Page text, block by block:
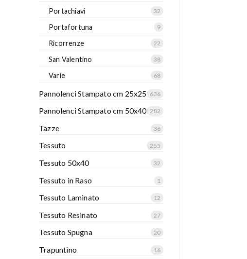
Portachiavi 32
Portafortuna 9
Ricorrenze 22
San Valentino 38
Varie 68
Pannolenci Stampato cm 25x25 636
Pannolenci Stampato cm 50x40 282
Tazze 36
Tessuto 255
Tessuto 50x40 32
Tessuto in Raso 1
Tessuto Laminato 12
Tessuto Resinato 27
Tessuto Spugna 20
Trapuntino 16